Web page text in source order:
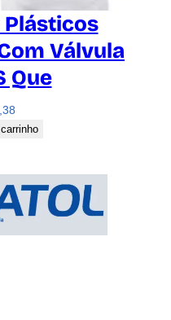
Plásticos
Válvula
Que